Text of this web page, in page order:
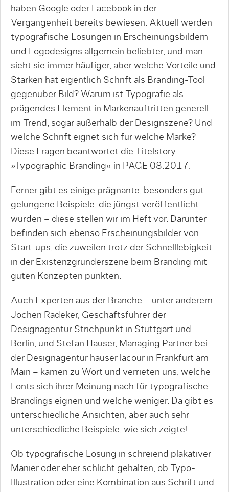
haben Google oder Facebook in der
Vergangenheit bereits bewiesen. Aktuell werden
typografische Lösungen in Erscheinungsbildern
und Logodesigns allgemein beliebter, und man
sieht sie immer häufiger, aber welche Vorteile und
Stärken hat eigentlich Schrift als Branding-Tool
gegenüber Bild? Warum ist Typografie als
prägendes Element in Markenauftritten generell
im Trend, sogar außerhalb der Designszene? Und
welche Schrift eignet sich für welche Marke?
Diese Fragen beantwortet die Titelstory
»Typographic Branding« in PAGE 08.2017.
Ferner gibt es einige prägnante, besonders gut
gelungene Beispiele, die jüngst veröffentlicht
wurden – diese stellen wir im Heft vor. Darunter
befinden sich ebenso Erscheinungsbilder von
Start-ups, die zuweilen trotz der Schnelllebigkeit
in der Existenzgründerszene beim Branding mit
guten Konzepten punkten.
Auch Experten aus der Branche – unter anderem
Jochen Rädeker, Geschäftsführer der
Designagentur Strichpunkt in Stuttgart und
Berlin, und Stefan Hauser, Managing Partner bei
der Designagentur hauser lacour in Frankfurt am
Main – kamen zu Wort und verrieten uns, welche
Fonts sich ihrer Meinung nach für typografische
Brandings eignen und welche weniger. Da gibt es
unterschiedliche Ansichten, aber auch sehr
unterschiedliche Beispiele, wie sich zeigte!
Ob typografische Lösung in schreiend plakativer
Manier oder eher schlicht gehalten, ob Typo-
Illustration oder eine Kombination aus Schrift und